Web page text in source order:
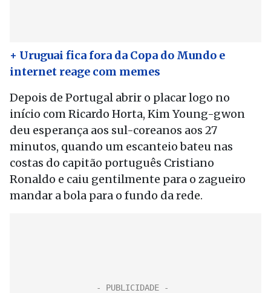
+ Uruguai fica fora da Copa do Mundo e
internet reage com memes
Depois de Portugal abrir o placar logo no
início com Ricardo Horta, Kim Young-gwon
deu esperança aos sul-coreanos aos 27
minutos, quando um escanteio bateu nas
costas do capitão português Cristiano
Ronaldo e caiu gentilmente para o zagueiro
mandar a bola para o fundo da rede.